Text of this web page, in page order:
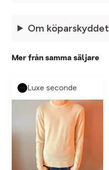
Om köparskyddet
Mer från samma säljare
Luxe seconde